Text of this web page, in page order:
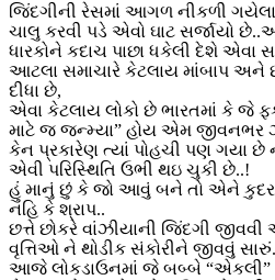
જિંદગીની રેસમાં આગળ નીકળી ગયેલા
ચાલુ કરવી પડે એવો ઘાટ સર્જાયો
ધારકોને કદાચ પાછા ધકેલી દેશે એવા
આટલા સમાચારે કેટલાય માંબાપ અને
દીધા છે,
એવા કેટલાય લોકો છે ભારતમાં કે જે
માટે જ જન્મ્યા” હોય એમ જીવનભર
કેન પ્રકારેણ ત્યાં પોહચી પણ ગયા
એવી પરિસ્થિતિ ઉભી થઇ ચુકી છે..!
હું માનું છું કે જો આવું બને તો એને
નહિ કે શ્રાપ..
છત્તે છોકરે વાંઝીયાની જિંદગી જીવવી
વૃત્તિઓ ને થોડીક સંકોરીને જીવવું
આજે લોકડાઉનમાં જે બબ્બે “એકલી”